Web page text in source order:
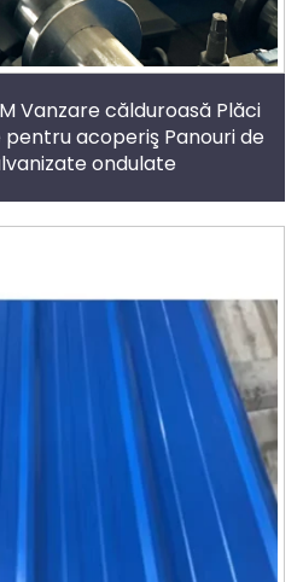
Vanzare călduroasă Plăci
acoperiş Panouri de
ondulate